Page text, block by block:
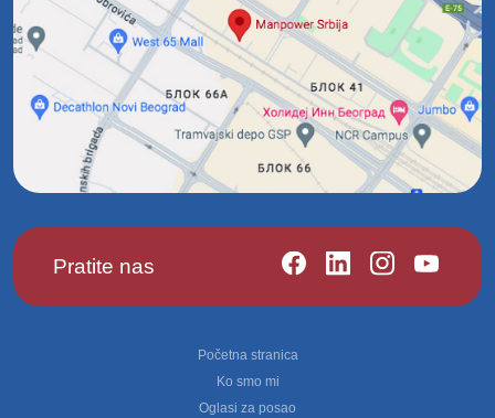
Pratite nas
Početna stranica
Ko smo mi
Oglasi za posao